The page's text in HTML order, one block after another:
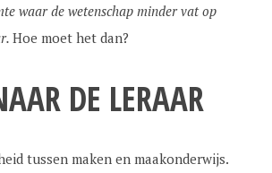
waar de wetenschap minder vat op
Hoe moet het dan?
DE LERAAR
tussen maken en maakonderwijs.